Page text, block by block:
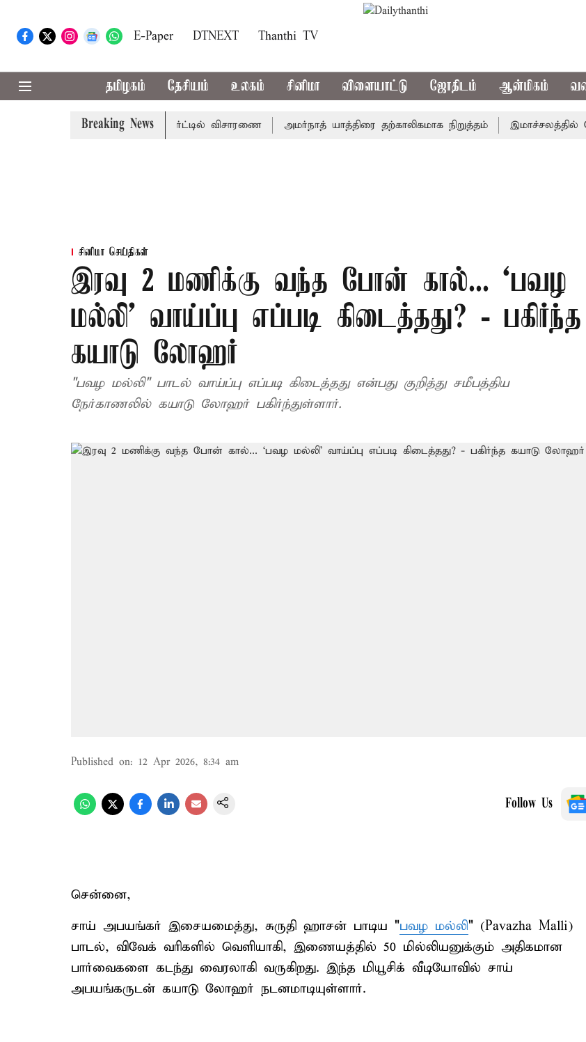
E-Paper DTNEXT Thanthi TV
தமிழகம் தேசியம் உலகம் சினிமா விளையாட்டு ஜோதிடம் ஆன்மிகம்
Breaking News
வரும் 14ம்தேதி சுப்ரீம்கோர்ட்டில் விசாரணை அமர்நாத் யாத்திரை தற்காலிகமாக நிறுத்தம் இமாச்சலத்தில்
சினிமா செய்திகள்
இரவு 2 மணிக்கு வந்த போன் கால்... ‘பவழ
மல்லி’ வாய்ப்பு எப்படி கிடைத்தது? - பகிர்ந்த
கயாடு லோஹர்
"பவழ மல்லி" பாடல் வாய்ப்பு எப்படி கிடைத்தது என்பது குறித்து சமீபத்திய
நேர்காணலில் கயாடு லோஹர் பகிர்ந்துள்ளார்.
Published on: 12 Apr 2026, 8:34 am
Follow Us
சென்னை,
சாய் அபயங்கர் இசையமைத்து, சுருதி ஹாசன் பாடிய "பவழ மல்லி" (Pavazha Malli)
பாடல், விவேக் வரிகளில் வெளியாகி, இணையத்தில் 50 மில்லியனுக்கும் அதிகமான
பார்வைகளை கடந்து வைரலாகி வருகிறது. இந்த மியூசிக் வீடியோவில் சாய்
அபயங்கருடன் கயாடு லோஹர் நடனமாடியுள்ளார்.